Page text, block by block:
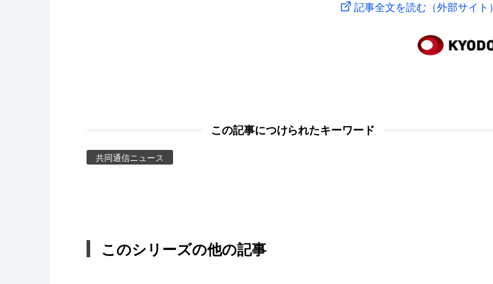
記事全文を読む（外部サイト）
この記事につけられたキーワード
共同通信ニュース
このシリーズの他の記事